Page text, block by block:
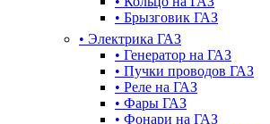
• Брызговик ГАЗ
• Электрика ГАЗ
• Генератор на ГАЗ
• Пучки проводов ГАЗ
• Реле на ГАЗ
• Фары ГАЗ
• Фонари на ГАЗ